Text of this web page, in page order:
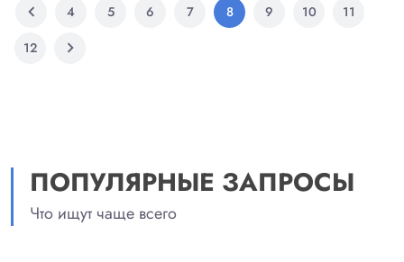
chevron_left 4 5 6 7 8 9 10
11
12
chevron_right
ПОПУЛЯРНЫЕ ЗАПРОСЫ
Что ищут чаще всего